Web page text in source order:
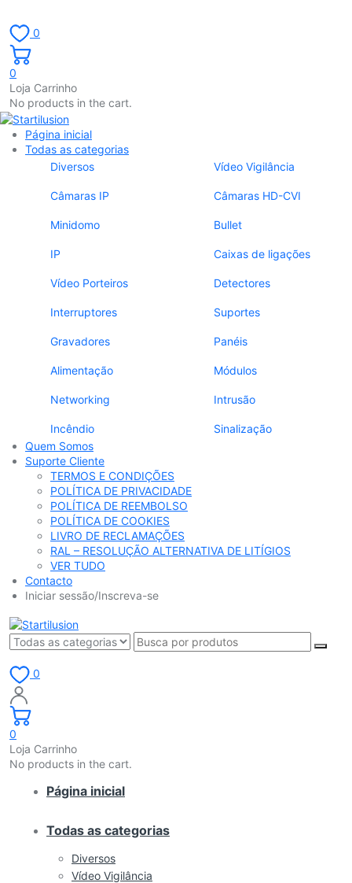
0
0
Loja Carrinho
No products in the cart.
Página inicial
Todas as categorias
Diversos
Vídeo Vigilância
Câmaras IP Câmaras HD-CVI
Minidomo Bullet
IP Caixas de ligações
Vídeo Porteiros Detectores
Interruptores Suportes
Gravadores Panéis
Alimentação Módulos
Networking Intrusão
Incêndio
Sinalização
Quem Somos
Suporte Cliente
TERMOS E CONDIÇÕES
POLÍTICA DE PRIVACIDADE
POLÍTICA DE REEMBOLSO
POLÍTICA DE COOKIES
LIVRO DE RECLAMAÇÕES
RAL – RESOLUÇÃO ALTERNATIVA DE LITÍGIOS
VER TUDO
Contacto
Iniciar sessão/Inscreva-se
0
0
Loja Carrinho
No products in the cart.
Página inicial
Todas as categorias
Diversos
Vídeo Vigilância